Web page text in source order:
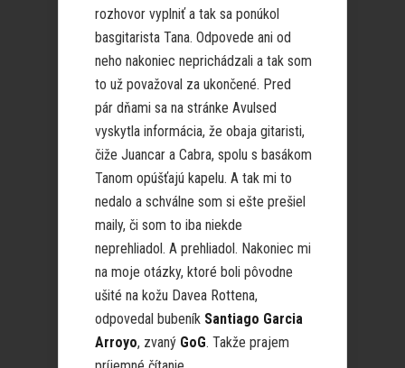
rozhovor vyplniť a tak sa ponúkol
basgitarista Tana. Odpovede ani od
neho nakoniec neprichádzali a tak som
to už považoval za ukončené. Pred
pár dňami sa na stránke Avulsed
vyskytla informácia, že obaja gitaristi,
čiže Juancar a Cabra, spolu s basákom
Tanom opúšťajú kapelu. A tak mi to
nedalo a schválne som si ešte prešiel
maily, či som to iba niekde
neprehliadol. A prehliadol. Nakoniec mi
na moje otázky, ktoré boli pôvodne
ušité na kožu Davea Rottena,
odpovedal bubeník Santiago Garcia
Arroyo, zvaný GoG. Takže prajem